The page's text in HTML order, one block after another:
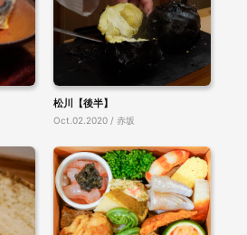
松川【後半】
Oct.02.2020 / 赤坂